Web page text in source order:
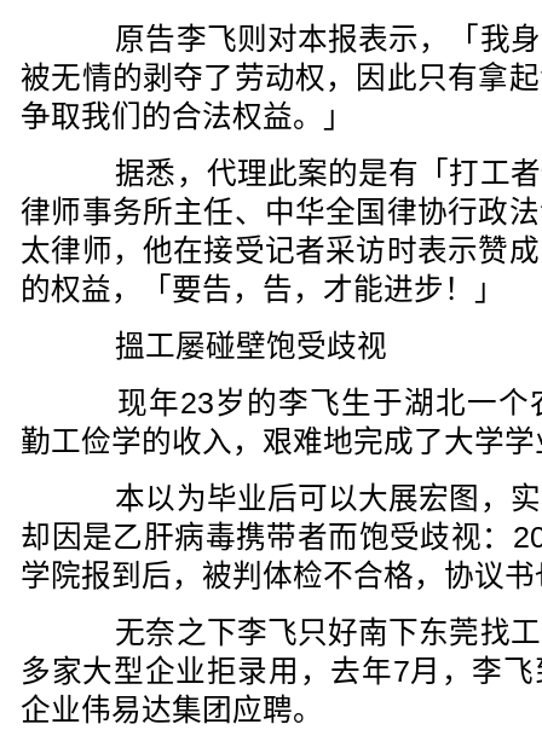
原告李飞则对本报表示，「我身
被无情的剥夺了劳动权，因此只有拿
争取我们的合法权益。」
据悉，代理此案的是有「打工者
律师事务所主任、中华全国律协行政
太律师，他在接受记者采访时表示赞
的权益，「要告，告，才能进步！」
搵工屡碰壁饱受歧视
现年23岁的李飞生于湖北一个
勤工俭学的收入，艰难地完成了大学学
本以为毕业后可以大展宏图，实
却因是乙肝病毒携带者而饱受歧视：
学院报到后，被判体检不合格，协议
无奈之下李飞只好南下东莞找工
多家大型企业拒录用，去年7月，李
企业伟易达集团应聘。